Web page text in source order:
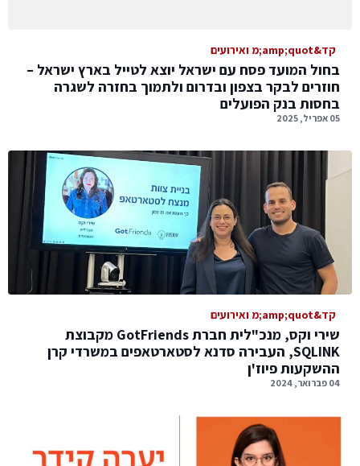
קד&amp;quot;מ ואירועים
בחול המועד פסח עם ישראל יוצא לטייל בארץ ישראל –
חוזרים לבקר בצפון ובדרום ולתמוך בחזרה לשגרה
בחסות בנק הפועלים
05 אפריל, 2025
קד&amp;quot;מ ואירועים
שירי וקס, מנכ"לית חברת GotFriends מקבוצת
SQLINK, העבירה סדנא לסטארטאפים במשרדי קרן
ההשקעות פיוז'ן
04 פברואר, 2024